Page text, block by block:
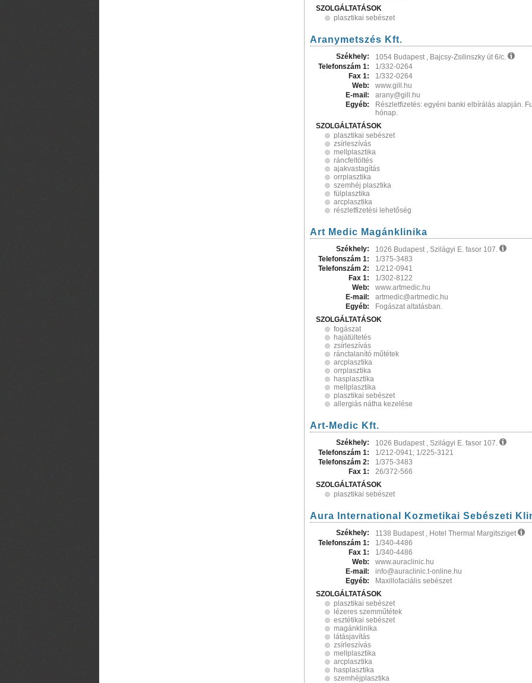
SZOLGÁLTATÁSOK
plasztikai sebészet
Aranymetszés Kft.
Székhely:
1054 Budapest , Bajcsy-Zsilinszky út 6/c.
Telefonszám 1:
1/332-0264
Fax 1:
1/332-0264
Web:
www.gill.hu
E-mail:
arany@gill.hu
Egyéb:
Részletfizetés: egyéni banki elbírálás alapján.
hónap.
SZOLGÁLTATÁSOK
plasztikai sebészet
zsírleszívás
mellplasztika
ráncfeltöltés
ajakvastagítás
orrplasztika
szemhéj plasztika
fülplasztika
arcplasztika
részletfizetési lehetőség
Art Medic Magánklinika
Székhely:
1026 Budapest , Szilágyi E. fasor 107.
Telefonszám 1:
1/375-3483
Telefonszám 2:
1/212-0941
Fax 1:
1/302-8122
Web:
www.artmedic.hu
E-mail:
artmedic@artmedic.hu
Egyéb:
Fogászat altatásban.
SZOLGÁLTATÁSOK
fogászat
hajátültetés
zsírleszívás
ránctalanító műtétek
arcplasztika
orrplasztika
hasplasztika
mellplasztika
plasztikai sebészet
allergiás nátha kezelése
Art-Medic Kft.
Székhely:
1026 Budapest , Szilágyi E. fasor 107.
Telefonszám 1:
1/212-0941; 1/225-3121
Telefonszám 2:
1/375-3483
Fax 1:
26/372-566
SZOLGÁLTATÁSOK
plasztikai sebészet
Aura International Kozmetikai Sebészeti
Székhely:
1138 Budapest , Hotel Thermal Margitsziget
Telefonszám 1:
1/340-4486
Fax 1:
1/340-4486
Web:
www.auraclinic.hu
E-mail:
info@auraclinic.t-online.hu
Egyéb:
Maxillofaciális sebészet
SZOLGÁLTATÁSOK
plasztikai sebészet
lézeres szemműtétek
esztétikai sebészet
magánklinika
látásjavítás
zsírleszívás
mellplasztika
arcplasztika
hasplasztika
szemhéjplasztika